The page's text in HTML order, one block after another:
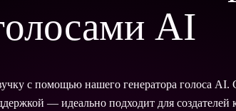
AI
с помощью нашего генератора голоса AI.
— идеально подходит для создателей